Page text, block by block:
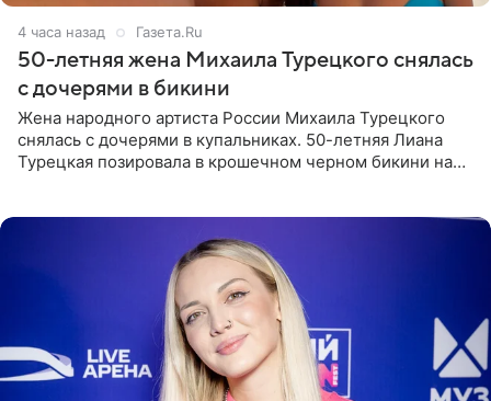
4 часа назад Газета.Ru
50-летняя жена Михаила Турецкого снялась
с дочерями в бикини
Жена народного артиста России Михаила Турецкого
снялась с дочерями в купальниках. 50-летняя Лиана
Турецкая позировала в крошечном черном бикини на